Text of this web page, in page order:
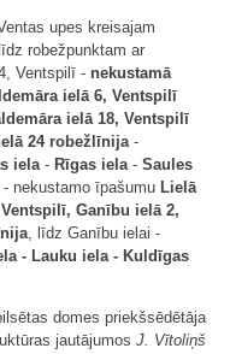
upes kreisajam
robežpunktam ar
Ventspilī - nekustamā
ielā 6, Ventspilī
ielā 18, Ventspilī
24 robežlīnija-
iela- Rīgas iela- Saules
nekustamo īpašumu Lielā
Ganību ielā 2,
, līdz Ganību ielai -
- Lauku iela - Kuldīgas
domes priekšsēdētāja
jautājumos J. Vītoliņš